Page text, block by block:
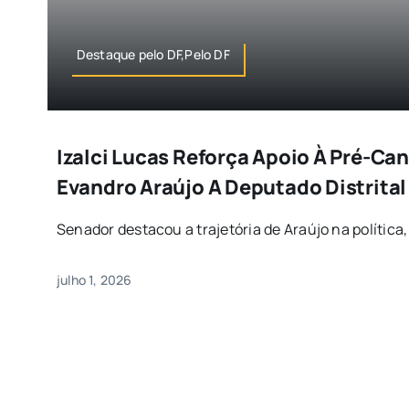
Destaque pelo DF,Pelo DF
Izalci Lucas Reforça Apoio À Pré-
Evandro Araújo A Deputado Distrital
Senador destacou a trajetória de Araújo na
julho 1, 2026